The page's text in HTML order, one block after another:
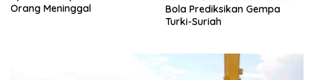
Orang Meninggal
Bola Prediksikan Gempa
Turki-Suriah